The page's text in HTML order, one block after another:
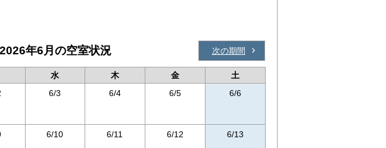
2026年6月の空室状況 次の期間
水 木 金
土
6/3 6/4 6/5 6/6
6/10 6/11 6/12 6/13